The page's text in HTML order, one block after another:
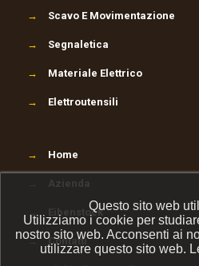
Questo sito web
Utilizziamo i cookie per
nostro sito web. Acconsenti ai
utilizzare questo sito web.
→ Scavo E Movimentazione
→ Segnaletica
→ Materiale Elettrico
→ Elettroutensili
→ Home
Azienda
→ Eibenstock
→ Contatti